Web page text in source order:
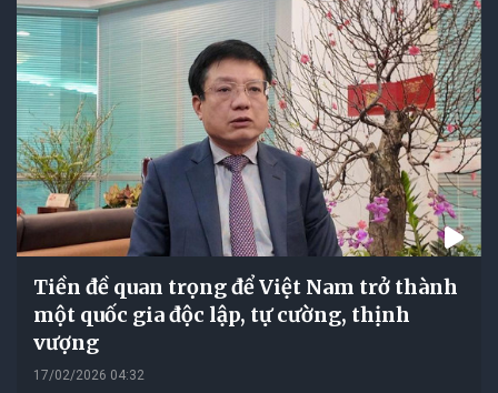
Tiền đề quan trọng để Việt Nam trở thành
một quốc gia độc lập, tự cường, thịnh
vượng
17/02/2026 04:32